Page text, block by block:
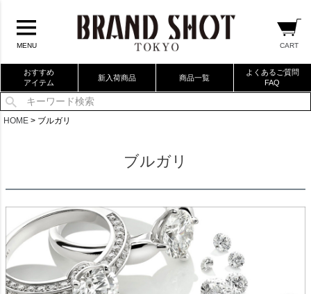
MENU CART
おすすめ
アイテム
新入荷商品 商品一覧
よくあるご質問
FAQ
当店厳選ブランドバック
ブランドリングコレクション
HOME ブルガリ
ブルガリ